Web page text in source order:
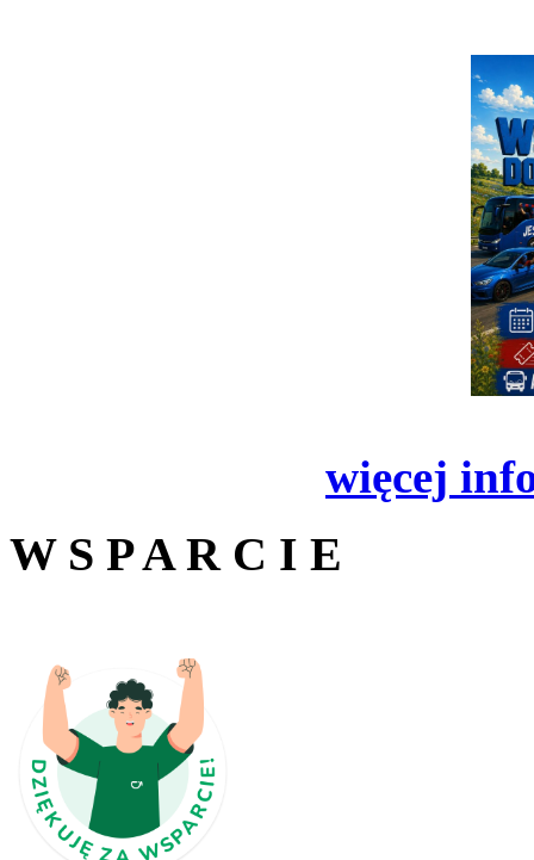
więcej
W S P A R C I E